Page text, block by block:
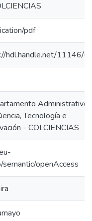
pdf
hdl.handle.net/11146/
Administrativo
Tecnología e
- COLCIENCIAS
semantic/openAccess